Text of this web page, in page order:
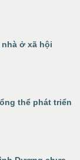
ở xã hội
thể phát triển